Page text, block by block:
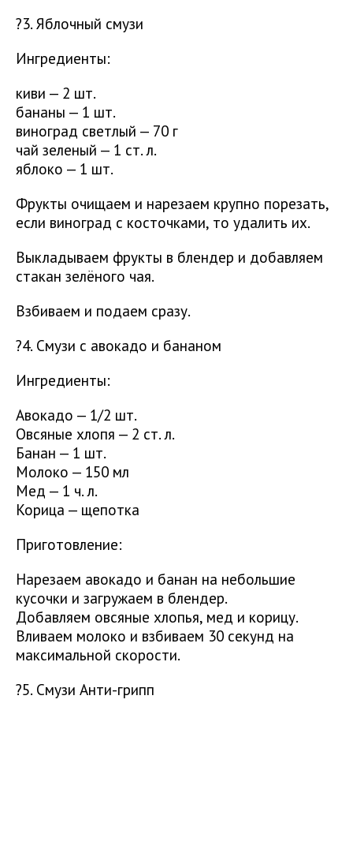
?3. Яблочный смузи
Ингредиенты:
киви — 2 шт.
бананы — 1 шт.
виноград светлый — 70 г
чай зеленый — 1 ст. л.
яблоко — 1 шт.
Фрукты очищаем и нарезаем крупно порезать,
если виноград с косточками, то удалить их.
Выкладываем фрукты в блендер и добавляем
стакан зелёного чая.
Взбиваем и подаем сразу.
?4. Смузи с авокадо и бананом
Ингредиенты:
Авокадо — 1/2 шт.
Овсяные хлопя — 2 ст. л.
Банан — 1 шт.
Молоко — 150 мл
Мед — 1 ч. л.
Корица — щепотка
Приготовление:
Нарезаем авокадо и банан на небольшие
кусочки и загружаем в блендер.
Добавляем овсяные хлопья, мед и корицу.
Вливаем молоко и взбиваем 30 секунд на
максимальной скорости.
?5. Смузи Анти-грипп